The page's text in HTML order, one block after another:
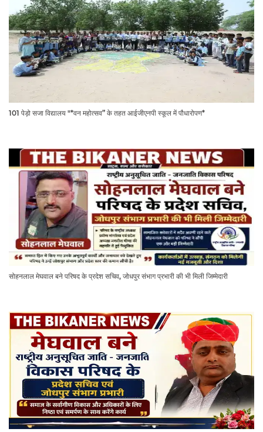
101 पेड़ो सजा विद्यालय "*वन महोत्सव” के तहत आईजीएनपी स्कूल में पौधारोपण*
सोहनलाल मेघवाल बने परिषद के प्रदेश सचिव, जोधपुर संभाग प्रभारी की भी मिली जिम्मेदारी